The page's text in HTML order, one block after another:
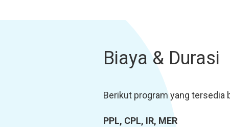
Biaya & Durasi
Berikut program yang tersedia
PPL, CPL, IR, MER